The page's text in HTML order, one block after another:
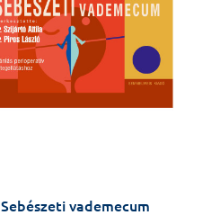
Sebészeti vademecum